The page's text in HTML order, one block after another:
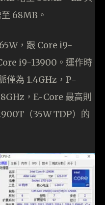
68MB。
，跟 Core i9-
i9-13900。運作時
僅為 1.4GHz，P-
，E-Core 最高則
（35W TDP）的